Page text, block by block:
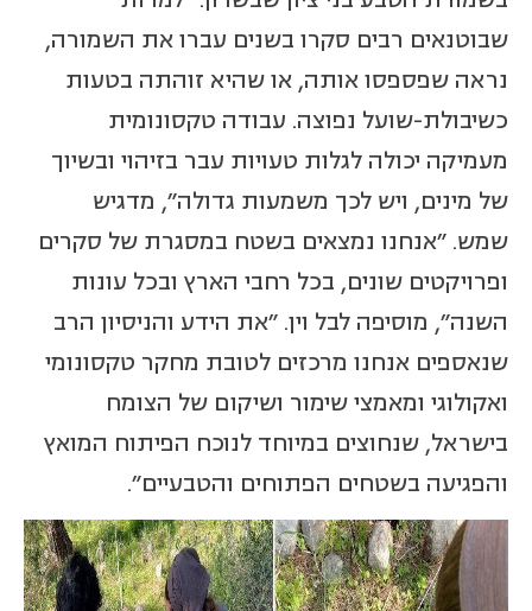
שבוטנאים רבים סקרו בשנים עברו את השמורה,
נראה שפספסו אותה, או שהיא זוהתה בטעות
כשיבולת-שועל נפוצה. עבודה טקסונומית
מעמיקה יכולה לגלות טעויות עבר בזיהוי ובשיוך
של מינים, ויש לכך משמעות גדולה", מדגיש
שמש. "אנחנו נמצאים בשטח במסגרת של סקרים
ופרויקטים שונים, בכל רחבי הארץ ובכל עונות
השנה", מוסיפה לבל וין. "את הידע והניסיון הרב
שנאספים אנחנו מרכזים לטובת מחקר טקסונומי
ואקולוגי ומאמצי שימור ושיקום של הצומח
בישראל, שנחוצים במיוחד לנוכח הפיתוח המואץ
והפגיעה בשטחים הפתוחים והטבעיים".